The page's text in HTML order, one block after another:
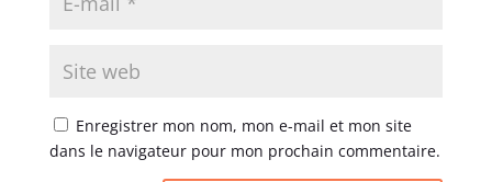
Enregistrer mon nom, mon e-mail et mon site
dans le navigateur pour mon prochain commentaire.